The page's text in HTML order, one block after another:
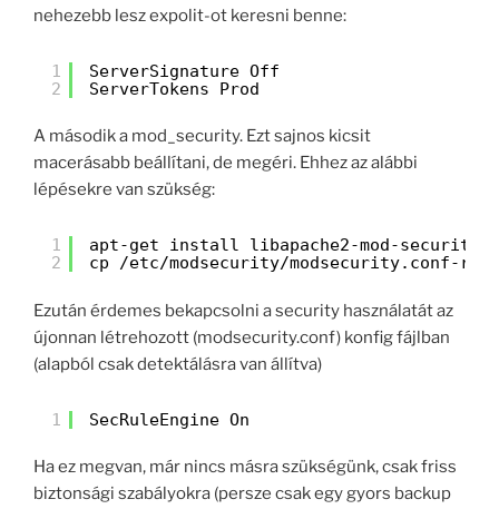
nehezebb lesz expolit-ot keresni benne:
1
2
ServerSignature Off
ServerTokens Prod
A második a mod_security. Ezt sajnos kicsit
macerásabb beállítani, de megéri. Ehhez az alábbi
lépésekre van szükség:
1
2
apt-get install libapache2-mod-security2
cp /etc/modsecurity/modsecurity.conf-
Ezután érdemes bekapcsolni a security használatát az
újonnan létrehozott (modsecurity.conf) konfig fájlban
(alapból csak detektálásra van állítva)
1 SecRuleEngine On
Ha ez megvan, már nincs másra szükségünk, csak friss
biztonsági szabályokra (persze csak egy gyors backup